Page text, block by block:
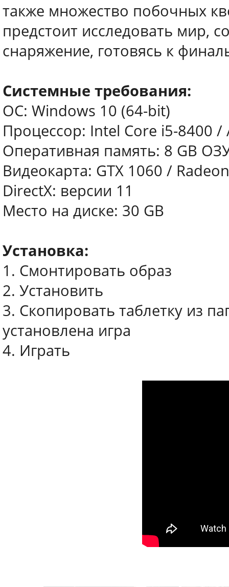
также множество побочных
предстоит исследовать мир,
снаряжение, готовясь к
Системные требования:
ОС: Windows 10 (64-bit)
Процессор: Intel Core i5-8400 /
Оперативная память: 8 GB
Видеокарта: GTX 1060 /
DirectX: версии 11
Место на диске: 30 GB
Установка:
1. Смонтировать образ
2. Установить
3. Скопировать таблетку из
установлена игра
4. Играть